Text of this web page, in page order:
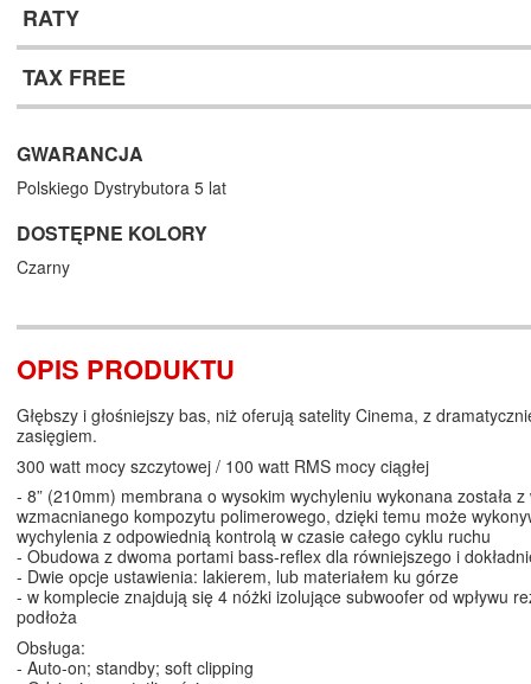
RATY
TAX FREE
GWARANCJA
Polskiego Dystrybutora 5 lat
DOSTĘPNE KOLORY
Czarny
OPIS PRODUKTU
Głębszy i głośniejszy bas, niż oferują satelity Cinema, z
zasięgiem.
300 watt mocy szczytowej / 100 watt RMS mocy ciągłej
- 8” (210mm) membrana o wysokim wychyleniu wykonana została z
wzmacnianego kompozytu polimerowego, dzięki temu może
wychylenia z odpowiednią kontrolą w czasie całego cyklu ruchu
- Obudowa z dwoma portami bass-reflex dla równiejszego i
- Dwie opcje ustawienia: lakierem, lub materiałem ku górze
- w komplecie znajdują się 4 nóżki izolujące subwoofer od wpływu
podłoża
Obsługa:
- Auto-on; standby; soft clipping